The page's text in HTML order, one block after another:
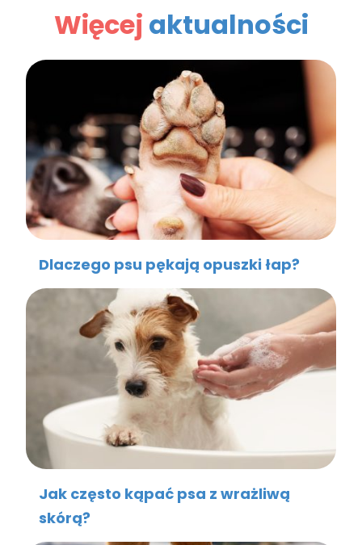
Więcej aktualności
Dlaczego psu pękają opuszki łap?
Jak często kąpać psa z wrażliwą
skórą?